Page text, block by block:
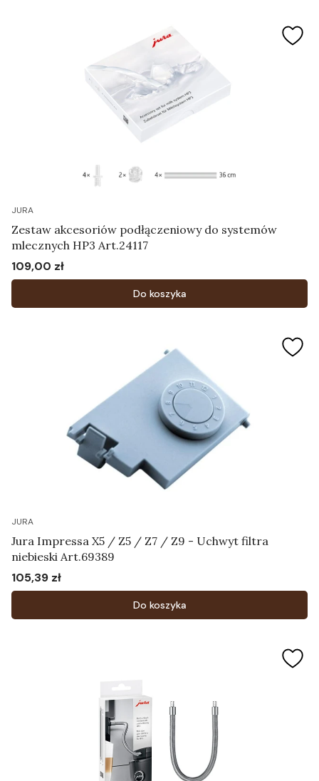
JURA
Zestaw akcesoriów podłączeniowy do systemów
mlecznych HP3 Art.24117
Cena
109,00 zł
Do koszyka
JURA
Jura Impressa X5 / Z5 / Z7 / Z9 - Uchwyt filtra
niebieski Art.69389
Cena
105,39 zł
Do koszyka